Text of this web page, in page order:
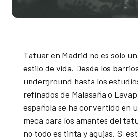
Tatuar en Madrid no es solo
estilo de vida. Desde los
underground hasta los
refinados de Malasaña o
española se ha convertido en
meca para los amantes del
no todo es tinta y agujas. Si